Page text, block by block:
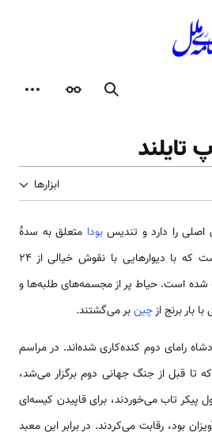
جستجوظاهر
تایلند
ابزارها
اصلی را دارد و تندیسبودا متعلق به سدهٔ
۱۴م را در خود جای داده است که با دیوارهایی با نقوش خیالی از ۲۴
شده است. حیاط پر از مجسمه‌های طلبه‌ها و
بار برنج ازچینبر می‌گشتند.
رامای دوم کنده‌کاری شده‌اند. در مراسم
تا قبل از جنگ جهانی دوم برگزار می‌شد،
پیکر تاب می‌خوردند، برای قاپیدن کیسه‌ای
بود، رقابت می‌کردند. در برابر این معبد